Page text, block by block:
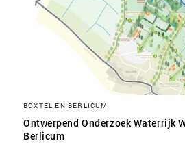
BOXTEL EN BERLICUM
Ontwerpend Onderzoek Waterrijk
Berlicum